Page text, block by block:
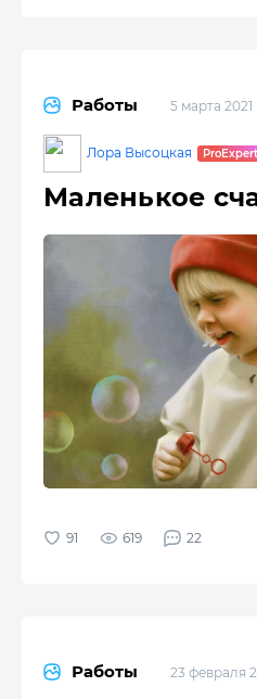
Работы 5 марта 2021
Лора Высоцкая
Маленькое
619 22
Работы 23 февраля